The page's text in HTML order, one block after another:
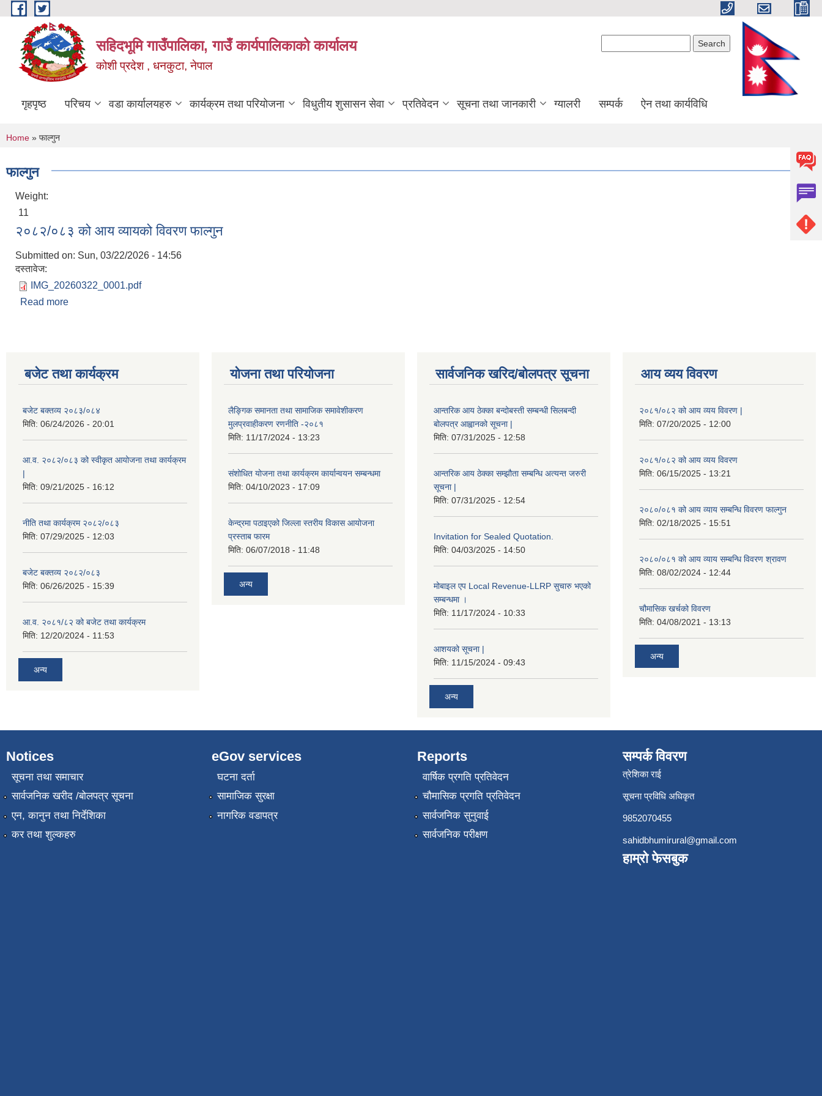
Skip to main content
सहिदभूमि गाउँपालिका, गाउँ कार्यपालिकाको कार्यालय
कोशी प्रदेश , धनकुटा, नेपाल
गृहपृष्ठ परिचय वडा कार्यालयहरु कार्यक्रम तथा परियोजना विधुतीय शुसासन सेवा प्रतिवेदन सूचना तथा जानकारी ग्यालरी सम्पर्क ऐन तथा कार्यविधि
You are here
Home » फाल्गुन
फाल्गुन
Weight:
11
२०८२/०८३ को आय व्यायको विवरण फाल्गुन
Submitted on: Sun, 03/22/2026 - 14:56
दस्तावेज:
IMG_20260322_0001.pdf
Read more
बजेट तथा कार्यक्रम
बजेट बक्तव्य २०८३/०८४
मिति: 06/24/2026 - 20:01
आ.व. २०८२/०८३ को स्वीकृत आयोजना तथा कार्यक्रम
|
मिति: 09/21/2025 - 16:12
नीति तथा कार्यक्रम २०८२/०८३
मिति: 07/29/2025 - 12:03
बजेट बक्तव्य २०८२/०८३
मिति: 06/26/2025 - 15:39
आ.व. २०८१/८२ को बजेट तथा कार्यक्रम
मिति: 12/20/2024 - 11:53
अन्य
योजना तथा परियोजना
लैङ्गिक समानता तथा सामाजिक समावेशीकरण
मुलप्रवाहीकरण रणनीति -२०८१
मिति: 11/17/2024 - 13:23
संशोधित योजना तथा कार्यक्रम कार्यान्वयन सम्बन्धमा
मिति: 04/10/2023 - 17:09
केन्द्रमा पठाइएको जिल्ला स्तरीय विकास आयोजना
प्रस्ताब फारम
मिति: 06/07/2018 - 11:48
अन्य
सार्वजनिक खरिद/बोलपत्र सूचना
आन्तरिक आय ठेक्का बन्दोबस्ती सम्बन्धी सिलबन्दी
बोलपत्र आह्वानको सूचना |
मिति: 07/31/2025 - 12:58
आन्तरिक आय ठेक्का सम्झौता सम्बन्धि अत्यन्त जरुरी
सूचना |
मिति: 07/31/2025 - 12:54
Invitation for Sealed Quotation.
मिति: 04/03/2025 - 14:50
मोबाइल एप Local Revenue-LLRP सुचारु भएको
सम्बन्धमा ।
मिति: 11/17/2024 - 10:33
आशयको सूचना |
मिति: 11/15/2024 - 09:43
अन्य
आय व्यय विवरण
२०८१/०८२ को आय व्यय विवरण |
मिति: 07/20/2025 - 12:00
२०८१/०८२ को आय व्यय विवरण
मिति: 06/15/2025 - 13:21
२०८०/०८१ को आय व्याय सम्बन्धि विवरण फाल्गुन
मिति: 02/18/2025 - 15:51
२०८०/०८१ को आय व्याय सम्बन्धि विवरण श्रावण
मिति: 08/02/2024 - 12:44
चौमासिक खर्चको विवरण
मिति: 04/08/2021 - 13:13
अन्य
Notices
सूचना तथा समाचार
सार्वजनिक खरीद /बोलपत्र सूचना
एन, कानुन तथा निर्देशिका
कर तथा शुल्कहरु
eGov services
घटना दर्ता
सामाजिक सुरक्षा
नागरिक वडापत्र
Reports
वार्षिक प्रगति प्रतिवेदन
चौमासिक प्रगति प्रतिवेदन
सार्वजनिक सुनुवाई
सार्वजनिक परीक्षण
सम्पर्क विवरण
त्रेशिका राई
सूचना प्रविधि अधिकृत
9852070455
sahidbhumirural@gmail.com
हाम्रो फेसबुक